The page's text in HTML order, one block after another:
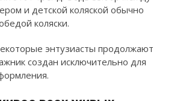
и детской коляской обычно
коляски.
энтузиасты продолжают
создан исключительно для